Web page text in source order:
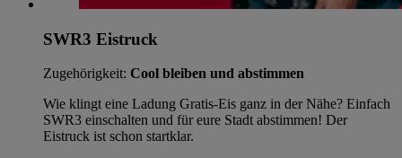
SWR3 Eistruck
Zugehörigkeit: Cool bleiben und abstimmen
Wie klingt eine Ladung Gratis-Eis ganz in der Nähe? Einfach
SWR3 einschalten und für eure Stadt abstimmen! Der
Eistruck ist schon startklar.